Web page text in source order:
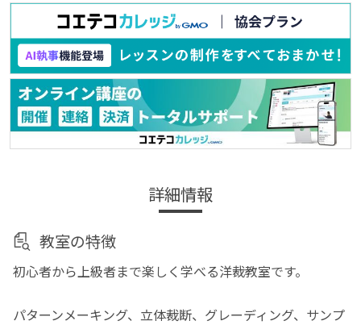
詳細情報
教室の特徴
初心者から上級者まで楽しく学べる洋裁教室です。
パターンメーキング、立体裁断、グレーディング、サンプ